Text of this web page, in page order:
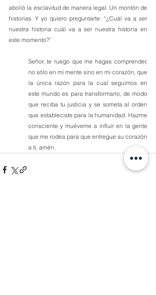
abolió la esclavitud de manera legal. Un montón de
historias. Y yo quiero preguntarte: “¿Cuál va a ser
nuestra historia cuál va a ser nuestra historia en
este momento?”
Señor, te ruego que me hagas comprender,
no sólo en mi mente sino en mi corazón, que
la única razón para la cual seguimos en
este mundo es para transformarlo, de modo
que reciba tu justicia y se someta al orden
que estableciste para la humanidad. Hazme
consciente y muéveme a influir en la gente
que me rodea para que entregue su corazón
a ti, amén.